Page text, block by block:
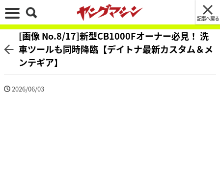
記事へ戻る
[画像 No.8/17]新型CB1000Fオーナー必見！ 洗
車ツールも同時降臨【デイトナ最新カスタム＆メ
ンテギア】
2026/06/03